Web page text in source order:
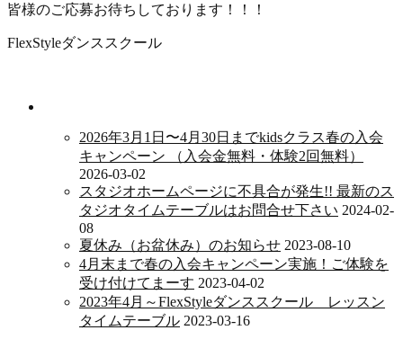
皆様のご応募お待ちしております！！！
FlexStyleダンススクール
2026年3月1日〜4月30日までkidsクラス春の入会
キャンペーン （入会金無料・体験2回無料）
2026-03-02
スタジオホームページに不具合が発生!! 最新のス
タジオタイムテーブルはお問合せ下さい 2024-02-
08
夏休み（お盆休み）のお知らせ 2023-08-10
4月末まで春の入会キャンペーン実施！ご体験を
受け付けてまーす 2023-04-02
2023年4月～FlexStyleダンススクール レッスン
タイムテーブル 2023-03-16